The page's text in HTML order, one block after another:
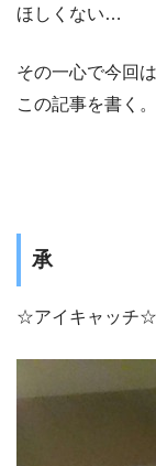
ほしくない…
その一心で今回
この記事を書く。
承
☆アイキャッチ☆